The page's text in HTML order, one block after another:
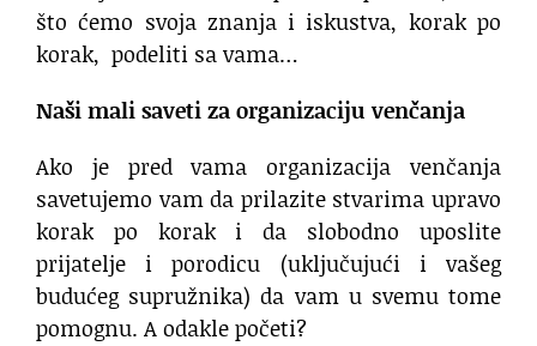
što ćemo svoja znanja i iskustva, korak po
korak, podeliti sa vama…
Naši mali saveti za organizaciju venčanja
Ako je pred vama organizacija venčanja
savetujemo vam da prilazite stvarima upravo
korak po korak i da slobodno uposlite
prijatelje i porodicu (uključujući i vašeg
budućeg supružnika) da vam u svemu tome
pomognu. A odakle početi?